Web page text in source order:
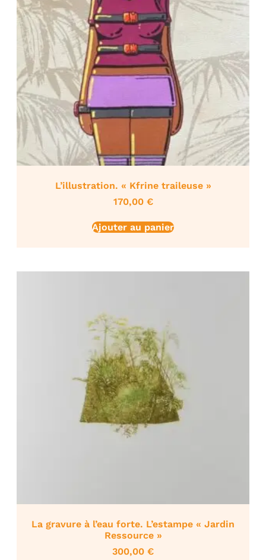
L’illustration. « Kfrine traileuse »
170,00 €
Ajouter au panier
La gravure à l’eau forte. L’estampe « Jardin
Ressource »
300,00 €